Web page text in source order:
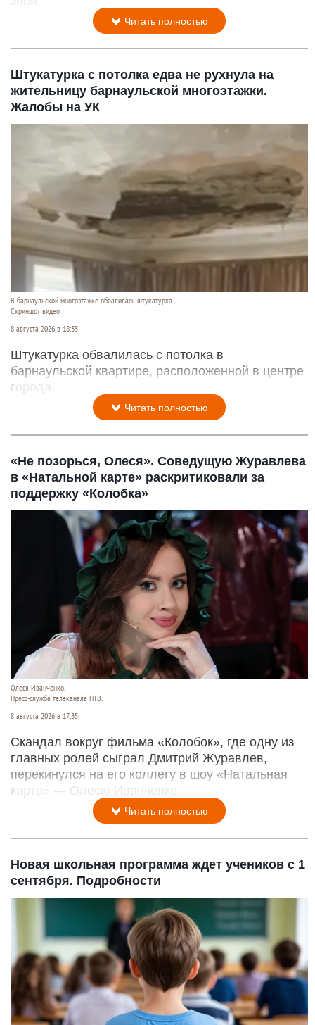
Читать полностью
Штукатурка с потолка едва не рухнула на
жительницу барнаульской многоэтажки.
Жалобы на УК
В барнаульской многоэтажке обвалилась штукатурка.
Скриншот видео
8 августа 2026 в 18:35
Штукатурка обвалилась с потолка в
барнаульской квартире, расположенной в центре
города.
Читать полностью
«Не позорься, Олеся». Соведущую Журавлева
в «Натальной карте» раскритиковали за
поддержку «Колобка»
Олеся Иванченко.
Пресс-служба телеканала НТВ.
8 августа 2026 в 17:35
Скандал вокруг фильма «Колобок», где одну из
главных ролей сыграл Дмитрий Журавлев,
перекинулся на его коллегу в шоу «Натальная
карта» — Олесю Иванченко.
Читать полностью
Новая школьная программа ждет учеников с 1
сентября. Подробности